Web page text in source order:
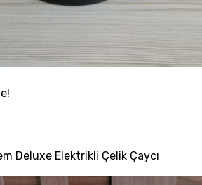
Deluxe Elektrikli Çelik Çaycı